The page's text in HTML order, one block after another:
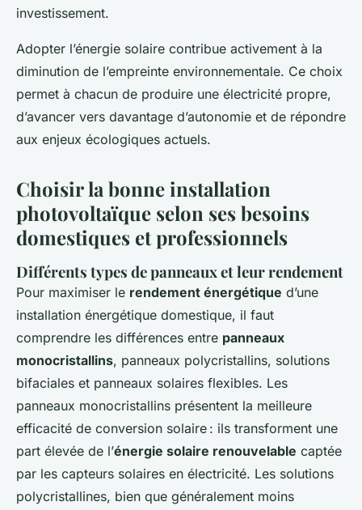
investissement.
Adopter l’énergie solaire contribue activement à la
diminution de l’empreinte environnementale. Ce choix
permet à chacun de produire une électricité propre,
d’avancer vers davantage d’autonomie et de répondre
aux enjeux écologiques actuels.
Choisir la bonne installation
photovoltaïque selon ses besoins
domestiques et professionnels
Différents types de panneaux et leur rendement
Pour maximiser le rendement énergétique d’une
installation énergétique domestique, il faut
comprendre les différences entre panneaux
monocristallins, panneaux polycristallins, solutions
bifaciales et panneaux solaires flexibles. Les
panneaux monocristallins présentent la meilleure
efficacité de conversion solaire : ils transforment une
part élevée de l’énergie solaire renouvelable captée
par les capteurs solaires en électricité. Les solutions
polycristallines, bien que généralement moins